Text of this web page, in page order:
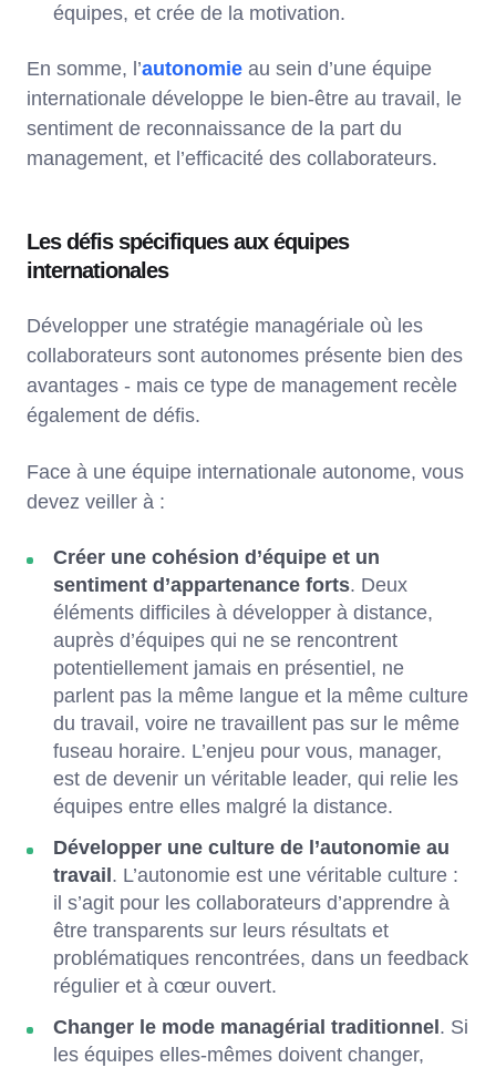
équipes, et crée de la motivation.
En somme, l’autonomie au sein d’une équipe
internationale développe le bien-être au travail, le
sentiment de reconnaissance de la part du
management, et l’efficacité des collaborateurs.
Les défis spécifiques aux équipes
internationales
Développer une stratégie managériale où les
collaborateurs sont autonomes présente bien des
avantages - mais ce type de management recèle
également de défis.
Face à une équipe internationale autonome, vous
devez veiller à :
Créer une cohésion d’équipe et un
sentiment d’appartenance forts. Deux
éléments difficiles à développer à distance,
auprès d’équipes qui ne se rencontrent
potentiellement jamais en présentiel, ne
parlent pas la même langue et la même culture
du travail, voire ne travaillent pas sur le même
fuseau horaire. L’enjeu pour vous, manager,
est de devenir un véritable leader, qui relie les
équipes entre elles malgré la distance.
Développer une culture de l’autonomie au
travail . L’autonomie est une véritable culture :
il s’agit pour les collaborateurs d’apprendre à
être transparents sur leurs résultats et
problématiques rencontrées, dans un feedback
régulier et à cœur ouvert.
Changer le mode managérial traditionnel . Si
les équipes elles-mêmes doivent changer,